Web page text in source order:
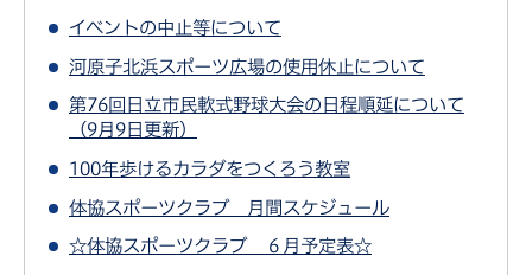
イベントの中止等について
河原子北浜スポーツ広場の使用休止について
第76回日立市民軟式野球大会の日程順延について
（9月9日更新）
100年歩けるカラダをつくろう教室
体協スポーツクラブ 月間スケジュール
☆体協スポーツクラブ ６月予定表☆